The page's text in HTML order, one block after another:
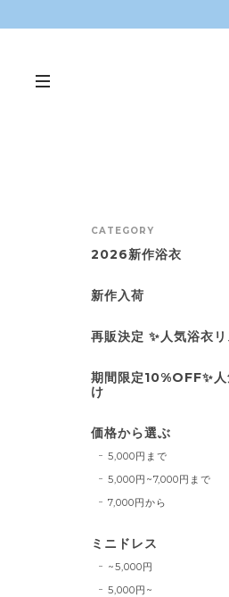
CATEGORY
2026新作浴衣
新作入荷
再販決定 ✨人気浴衣リ
期間限定10%OFF✨
け
価格から選ぶ
5,000円まで
5,000円~7,000円まで
7,000円から
ミニドレス
~5,000円
5,000円~